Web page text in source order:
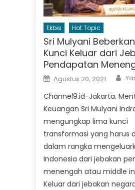
Ekbis Hot Topic
Sri Mulyani
Kunci Keluar dari
Pendapatan
Posted
on
Agustus 20, 2021
Channel9.id-Jakarta.
Keuangan Sri Mulyani
mengungkap lima kunci
transformasi yang harus
dalam rangka
Indonesia dari jebakan
menengah atau middle
Keluar dari jebakan